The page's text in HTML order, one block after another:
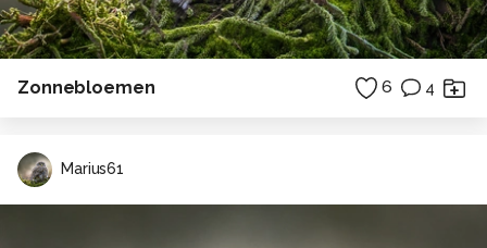
Zonnebloemen 6 4
Marius61